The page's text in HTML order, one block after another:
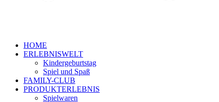
HOME
ERLEBNISWELT
Kindergeburtstag
Spiel und Spaß
FAMILY-CLUB
PRODUKTERLEBNIS
Spielwaren